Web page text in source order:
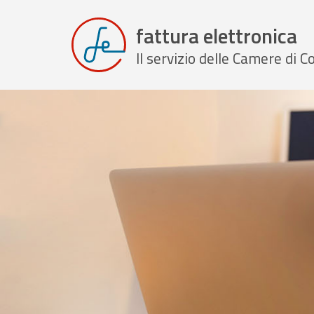
fattura elettronica
Il servizio delle Camere di